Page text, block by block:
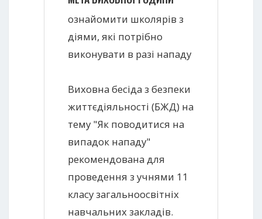
ознайомити школярів з
діями, які потрібно
виконувати в разі нападу
Виховна бесіда з безпеки
життєдіяльності (БЖД) на
тему "Як поводитися на
випадок нападу"
рекомендована для
проведення з учнями 11
класу загальноосвітніх
навчальних закладів.